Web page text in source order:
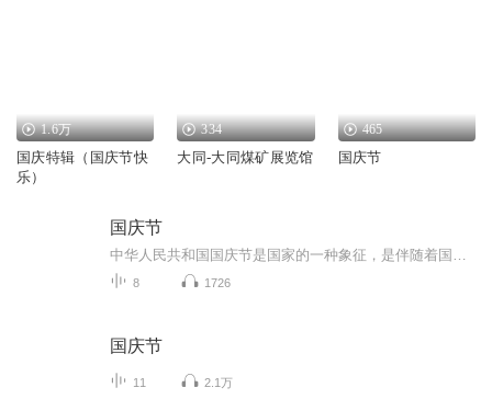
1.6万
国庆特辑（国庆节快
乐）
334
大同-大同煤矿展览馆
465
国庆节
国庆节
8 1726
国庆节
11 2.1万